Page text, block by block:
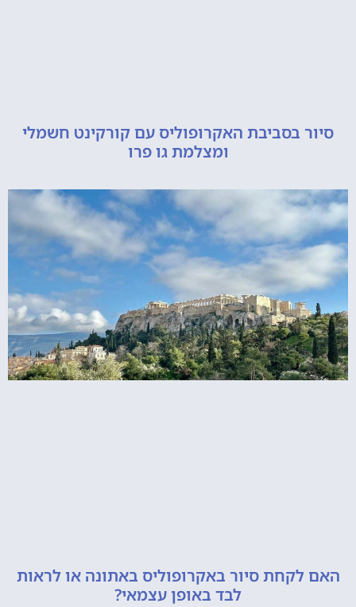
בסביבת האקרופוליס עם קורקינט חשמלי
ומצלמת גו פרו
סיור באקרופוליס באתונה או לראות
לבד באופן עצמאי?